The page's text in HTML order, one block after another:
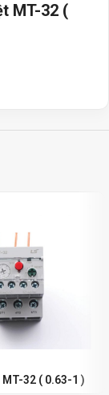
MT-32 (
32 ( 0.63-1 )